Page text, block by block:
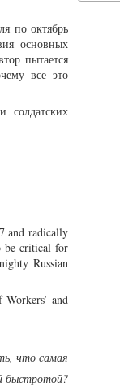
по октябрь
основных
пытается
все это
солдатских
and radically
be critical for
Russian
and
что самая
быстротой?